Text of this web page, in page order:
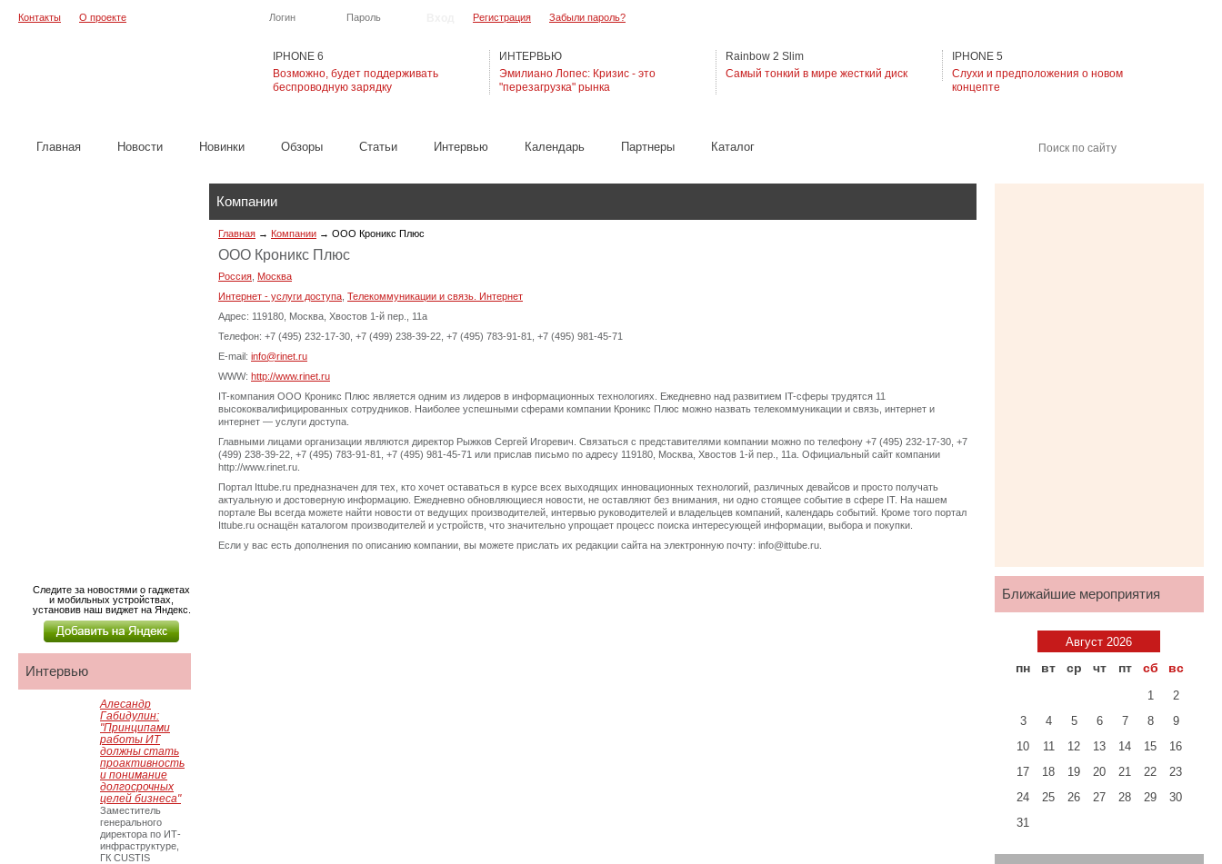
IPHONE 6
Возможно, будет поддерживать
беспроводную зарядку
ИНТЕРВЬЮ
Эмилиано Лопес: Кризис - это
"перезагрузка" рынка
Rainbow 2 Slim
Самый тонкий в мире жесткий диск
IPHONE 5
Слухи и предположения о новом
концепте
Поиск по сайту
Логин Пароль
Контакты О проекте
Главная Новости Новинки Обзоры Cтатьи Интервью Календарь Партнеры Каталог
Регистрация Забыли пароль?
Компании
Главная → Компании → ООО Кроникс Плюс
ООО Кроникс Плюс
Россия Москва
Интернет - услуги доступа Телекоммуникации и связь. Интернет
Адрес: 119180, Москва, Хвостов 1-й пер., 11а
Телефон: +7 (495) 232-17-30, +7 (499) 238-39-22, +7 (495) 783-91-81, +7 (495) 981-45-71
E-mail: info@rinet.ru
WWW: http://www.rinet.ru
IT-компания ООО Кроникс Плюс является одним из лидеров в информационных технологиях. Ежедневно над развитием IT-сферы трудятся 11
высококвалифицированных сотрудников. Наиболее успешными сферами компании Кроникс Плюс можно назвать телекоммуникации и связь, интернет и
интернет — услуги доступа.
Главными лицами организации являются директор Рыжков Сергей Игоревич. Связаться с представителями компании можно по телефону +7 (495) 232-17-30, +7
(499) 238-39-22, +7 (495) 783-91-81, +7 (495) 981-45-71 или прислав письмо по адресу 119180, Москва, Хвостов 1-й пер., 11а. Официальный сайт компании
http://www.rinet.ru.
Портал Ittube.ru предназначен для тех, кто хочет оставаться в курсе всех выходящих инновационных технологий, различных девайсов и просто получать
актуальную и достоверную информацию. Ежедневно обновляющиеся новости, не оставляют без внимания, ни одно стоящее событие в сфере IT. На нашем
портале Вы всегда можете найти новости от ведущих производителей, интервью руководителей и владельцев компаний, календарь событий. Кроме того портал
Ittube.ru оснащён каталогом производителей и устройств, что значительно упрощает процесс поиска интересующей информации, выбора и покупки.
Если у вас есть дополнения по описанию компании, вы можете прислать их редакции сайта на электронную почту: info@ittube.ru.
Следите за новостями о гаджетах
и мобильных устройствах,
установив наш виджет на Яндекс.
Интервью
Алесандр
Габидулин:
"Принципами
работы ИТ
должны стать
проактивность
и понимание
долгосрочных
целей бизнеса"
Заместитель
генерального
директора по ИТ-
инфраструктуре,
ГК CUSTIS
Ближайшие мероприятия
Август 2026
пн вт ср чт пт сб вс
1
2
3
4 5 6 7 8
9
10
11 12 13 14 15
16
17
18 19 20 21 22
23
24
25 26 27 28 29
30
31